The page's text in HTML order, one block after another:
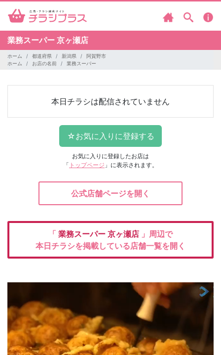
業務スーパー 京ヶ瀬店
ホーム 都道府県 新潟県
阿賀野市
ホーム
お店の名前 業務スーパー
本日チラシは配信されていません
お気に入りに登録したお店は
「 トップページ 」に表示されます。
公式店舗ページを開く
「 業務スーパー 京ヶ瀬店 」周辺で
本日チラシを掲載している店舗一覧を開く